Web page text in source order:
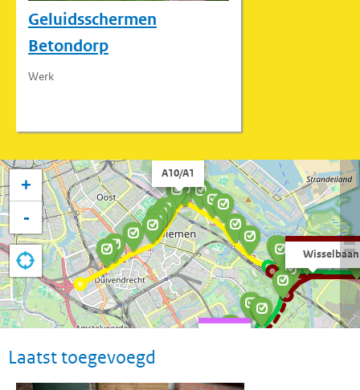
Geluidsschermen
Betondorp
Werk
Traject
Traject
+
-
Laatst toegevoegd